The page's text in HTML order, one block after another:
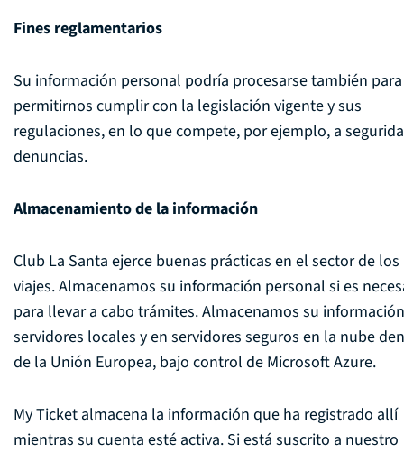
Fines reglamentarios
Su información personal podría procesarse también para
permitirnos cumplir con la legislación vigente y sus
regulaciones, en lo que compete, por ejemplo, a
denuncias.
Almacenamiento de la información
Club La Santa ejerce buenas prácticas en el sector de los
viajes. Almacenamos su información personal si es
para llevar a cabo trámites. Almacenamos su
servidores locales y en servidores seguros en la nube
de la Unión Europea, bajo control de Microsoft Azure.
My Ticket almacena la información que ha registrado allí
mientras su cuenta esté activa. Si está suscrito a nuestro